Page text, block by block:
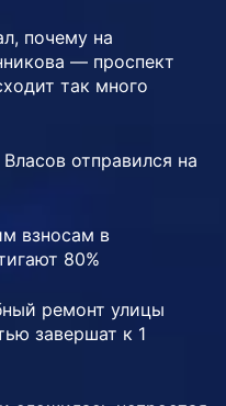
почему на
— проспект
так много
отправился на
взносам в
80%
ремонт улицы
завершат к 1